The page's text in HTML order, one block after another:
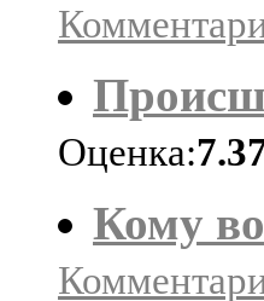
Оценка:
Кому